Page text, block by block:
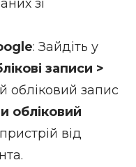
зі
: Зайдіть у
записи >
обліковий запис
обліковий
від